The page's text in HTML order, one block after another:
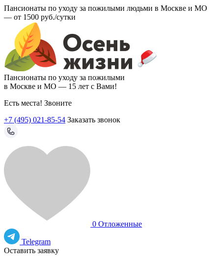
Пансионаты по уходу за пожилыми людьми в Москве и МО
— от 1500 руб./сутки
Пансионаты по уходу за пожилыми
в Москве и МО — 15 лет с Вами!
Есть места! Звоните
+7 (495) 021-85-54 Заказать звонок
0 Отложенные
Telegram
Оставить заявку